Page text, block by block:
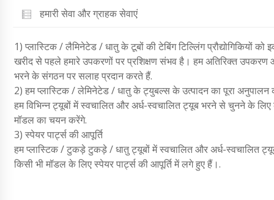
हमारी सेवा और ग्राहक सेवाएं
1) प्लास्टिक / लैमिनेटेड / धातु के टूबों की टेबिंग टिल्लिंग प्रौद्योगिकियों को
खरीद से पहले हमारे उपकरणों पर प्रशिक्षण संभव है। हम अतिरिक्त
भरने के संगठन पर सलाह प्रदान करते हैं.
2) हम प्लास्टिक / लेमिनेटेड / धातु के ट्युबल्स के उत्पादन का पूरा अनुपालन
हम विभिन्न ट्यूबों में स्वचालित और अर्ध-स्वचालित ट्यूब भरने से चुनने के
मॉडल का चयन करेंगे.
3) स्पेयर पार्ट्स की आपूर्ति
हम प्लास्टिक / टुकड़े टुकड़े / धातु ट्यूबों में स्वचालित और अर्ध-स्वचालित
किसी भी मॉडल के लिए स्पेयर पार्ट्स की आपूर्ति में लगे हुए हैं।.